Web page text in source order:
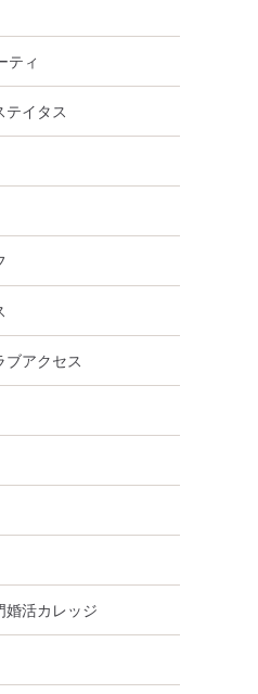
ティ
テイタス
ブアクセス
婚活カレッジ